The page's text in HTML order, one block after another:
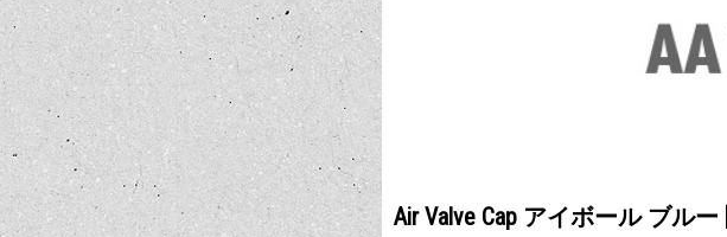
Air Valve Cap アイボール ブルー